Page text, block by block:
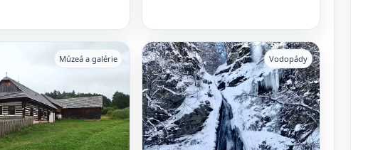
Múzeá a galérie Vodopády